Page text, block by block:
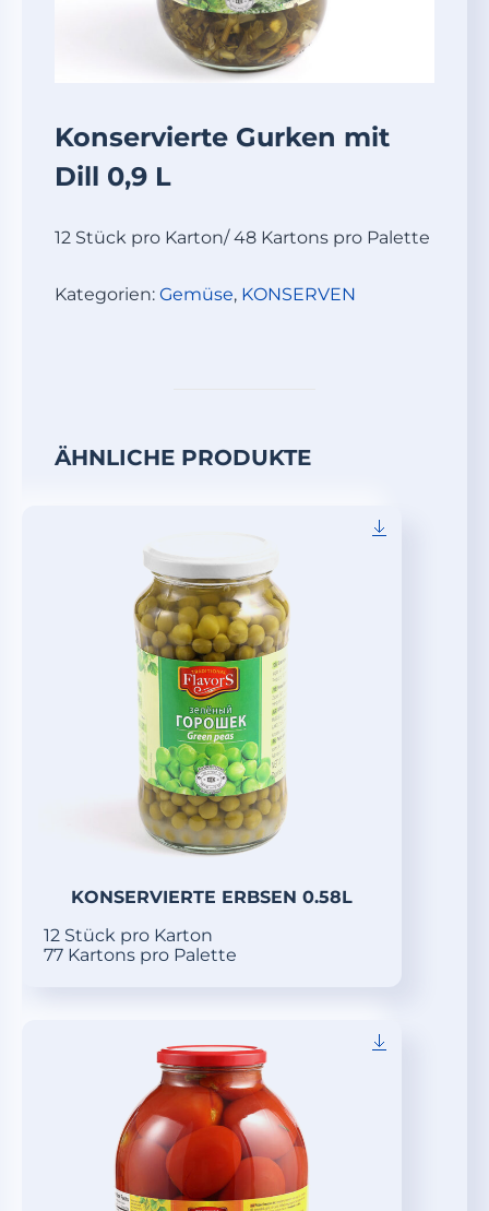
Konservierte Gurken mit
Dill 0,9 L
12 Stück pro Karton/ 48 Kartons pro Palette
Kategorien: Gemüse, KONSERVEN
ÄHNLICHE PRODUKTE
KONSERVIERTE ERBSEN 0.58L
12 Stück pro Karton
77 Kartons pro Palette